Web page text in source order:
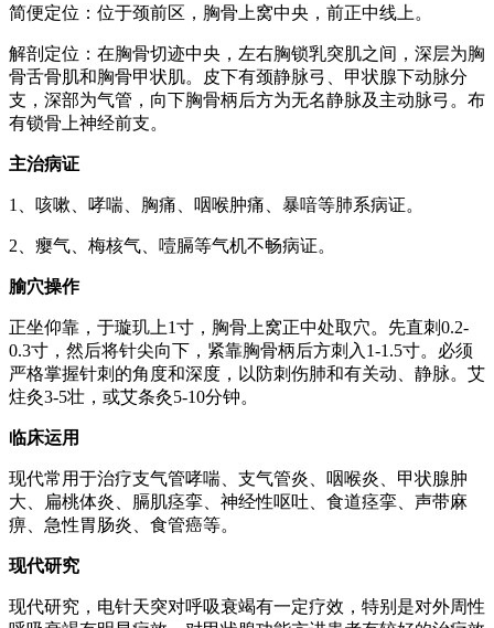
简便定位：位于颈前区，胸骨上窝中央，前正中线上。
解剖定位：在胸骨切迹中央，左右胸锁乳突肌之间，深层为胸
骨舌骨肌和胸骨甲状肌。皮下有颈静脉弓、甲状腺下动脉分
支，深部为气管，向下胸骨柄后方为无名静脉及主动脉弓。布
有锁骨上神经前支。
主治病证
1、咳嗽、哮喘、胸痛、咽喉肿痛、暴喑等肺系病证。
2、瘿气、梅核气、噎膈等气机不畅病证。
腧穴操作
正坐仰靠，于璇玑上1寸，胸骨上窝正中处取穴。先直刺0.2-
0.3寸，然后将针尖向下，紧靠胸骨柄后方刺入1-1.5寸。必须
严格掌握针刺的角度和深度，以防刺伤肺和有关动、静脉。艾
炷灸3-5壮，或艾条灸5-10分钟。
临床运用
现代常用于治疗支气管哮喘、支气管炎、咽喉炎、甲状腺肿
大、扁桃体炎、膈肌痉挛、神经性呕吐、食道痉挛、声带麻
痹、急性胃肠炎、食管癌等。
现代研究
现代研究，电针天突对呼吸衰竭有一定疗效，特别是对外周性